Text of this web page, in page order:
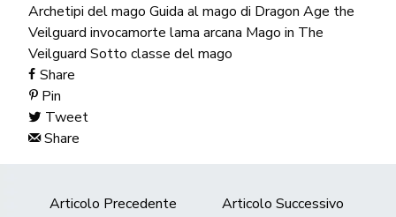
Archetipi del mago Guida al mago di Dragon Age the
Veilguard invocamorte lama arcana Mago in The
Veilguard Sotto classe del mago
Share
Pin
Tweet
Share
Articolo Precedente
Articolo Successivo